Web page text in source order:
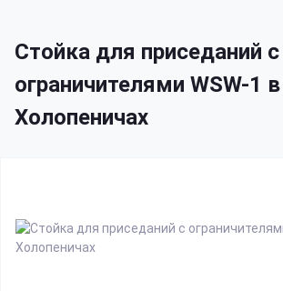
Стойка для приседаний с
ограничителями WSW-1 в
Холопеничах